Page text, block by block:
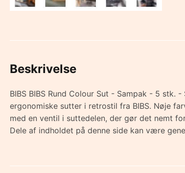
Beskrivelse
BIBS BIBS Rund Colour Sut - Sampak - 5 stk.
ergonomiske sutter i retrostil fra BIBS. Nøje
med en ventil i suttedelen, der gør det nemt
Dele af indholdet på denne side kan være